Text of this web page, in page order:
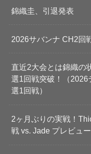
錦織圭、引退発表
2026サバンナ CH2回
直近2大会とは錦織の
選1回戦突破！（2026
選1回戦）
2ヶ月ぶりの実戦！
戦 vs. Jade プレビュー